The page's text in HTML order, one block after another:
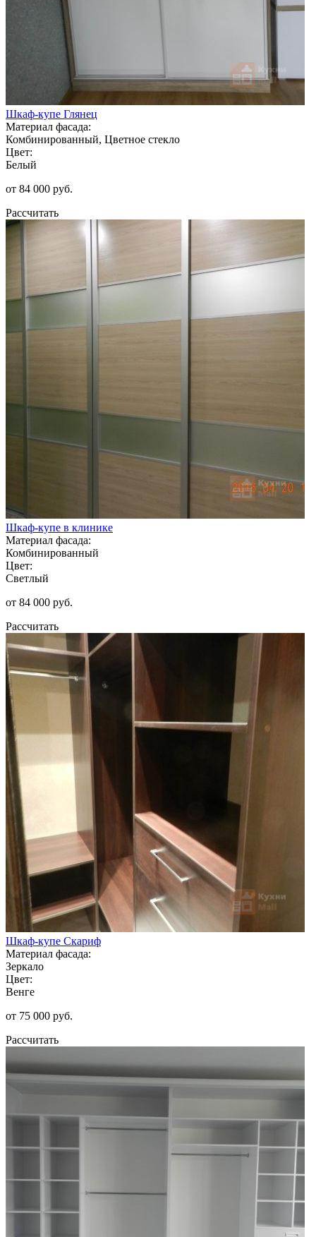
Шкаф-купе Глянец
Материал фасада:
Комбинированный, Цветное стекло
Цвет:
Белый
от 84 000 руб.
Рассчитать
Шкаф-купе в клинике
Материал фасада:
Комбинированный
Цвет:
Светлый
от 84 000 руб.
Рассчитать
Шкаф-купе Скариф
Материал фасада:
Зеркало
Цвет:
Венге
от 75 000 руб.
Рассчитать